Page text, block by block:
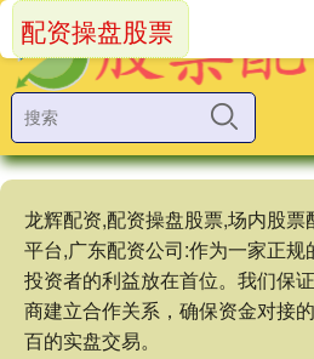
龙辉配资,配资操盘股票,场内股
平台,广东配资公司:作为一家正
投资者的利益放在首位。我们保
商建立合作关系，确保资金对接
百的实盘交易。
配资操盘股票